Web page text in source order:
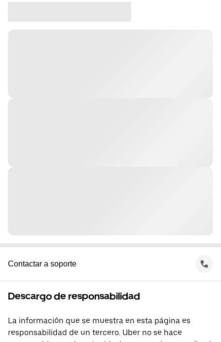
Contactar a soporte
Descargo de responsabilidad
La información que se muestra en esta página es
responsabilidad de un tercero. Uber no se hace